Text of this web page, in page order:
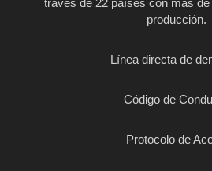
producción.
Línea directa de
Código de
Protocolo de